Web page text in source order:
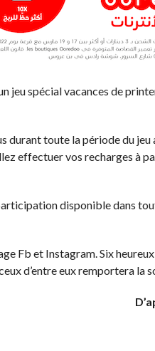
jeu spécial vacances de
durant toute la période du jeu
effectuer vos recharges à
disponible dans
Fb et Instagram. Six
d’entre eux remportera la